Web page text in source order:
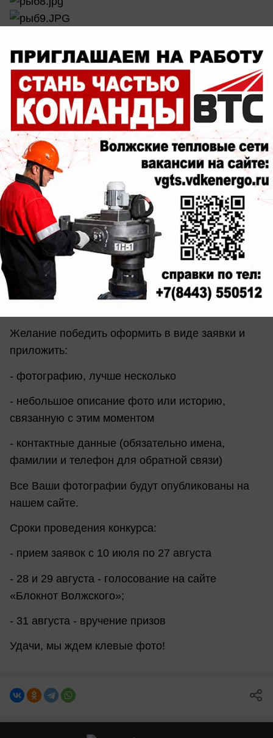
Приглашаем побороться за ОТЛИЧНЫЕ ПРИЗЫ.
У нас в арсенале есть все, для того, чтобы
удивить даже самого бывалого рыбака: супер
современная удочка, «рабочая» прикормка и
многое другое.
Вы готовы продемонстрировать Ваш самый
необычный и рекордный улов? Тогда мы ждем
фотографии на нашу электронную
почту redaktor@bloknot-volzhsky.ru
Что нужно сделать, чтобы стать участником
Желание победить оформить в виде заявки и
приложить:
- фотографию, лучше несколько
- небольшое описание фото или историю,
связанную с этим моментом
- контактные данные (обязательно имена,
фамилии и телефон для обратной связи)
Все Ваши фотографии будут опубликованы на
нашем сайте.
Сроки проведения конкурса:
- прием заявок с 10 июля по 27 августа
- 28 и 29 августа - голосование на сайте
«Блокнот Волжского»;
- 31 августа - вручение призов
Удачи, мы ждем клевые фото!